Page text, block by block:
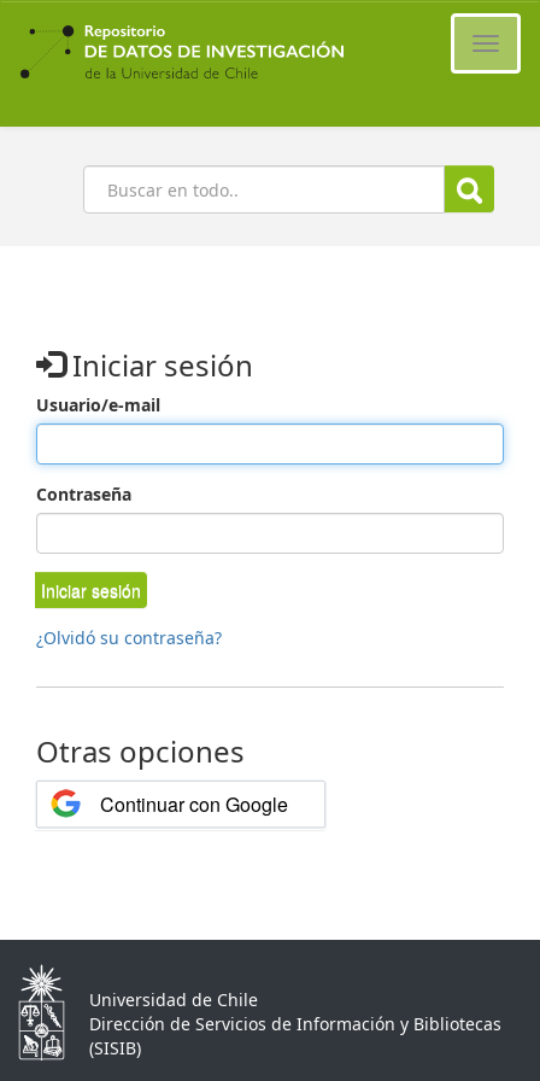
Ir
contenido
principal
Buscar
Iniciar sesión
Usuario/e-mail
Contraseña
Iniciar sesión
¿Olvidó su contraseña?
Otras opciones
Continuar con Google
Universidad de Chile
Dirección de Servicios de Información y Bibliotecas
(SISIB)